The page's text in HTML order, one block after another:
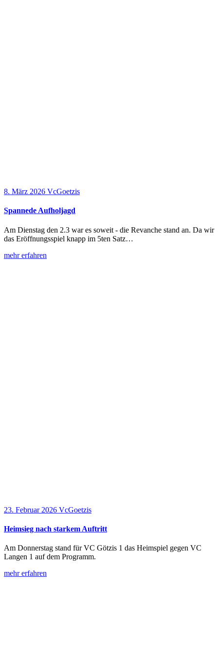
8. März 2026 VcGoetzis
Spannede Aufholjagd
Am Dienstag den 2.3 war es soweit - die Revanche stand an. Da wir
das Eröffnungsspiel knapp im 5ten Satz…
mehr erfahren
23. Februar 2026 VcGoetzis
Heimsieg nach starkem Auftritt
Am Donnerstag stand für VC Götzis 1 das Heimspiel gegen VC
Langen 1 auf dem Programm.
mehr erfahren